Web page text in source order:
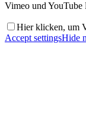
Vimeo und YouTube
Hier klicken, um
Accept settingsHide